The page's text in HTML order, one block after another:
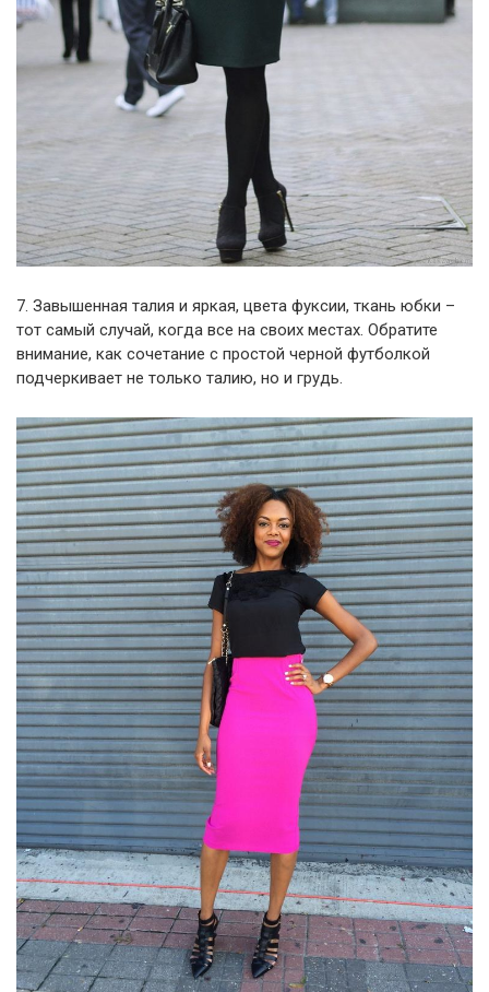
7. Завышенная талия и яркая, цвета фуксии, ткань юбки –
тот самый случай, когда все на своих местах. Обратите
внимание, как сочетание с простой черной футболкой
подчеркивает не только талию, но и грудь.